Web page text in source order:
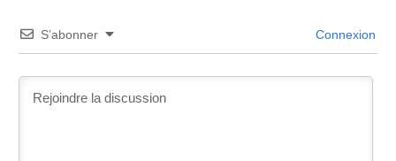
S’abonner Connexion